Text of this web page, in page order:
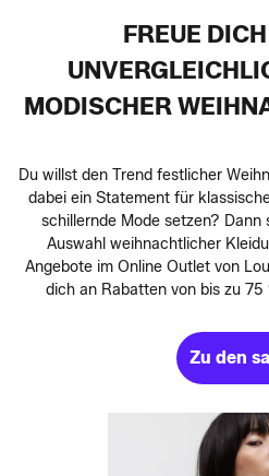
FREUE
MODISCHER
Du willst den Trend festlicher
dabei ein Statement für
schillernde Mode setzen?
Auswahl weihnachtlicher
Angebote im Online Outlet von
dich an Rabatten von bis zu 75
Zu den